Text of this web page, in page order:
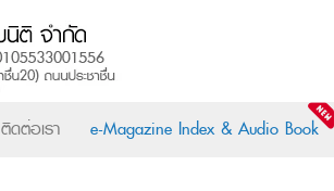
ติดต่อเรา e-Magazine Index & Audio Book